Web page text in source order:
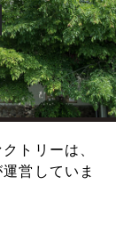
トリーは、
営していま